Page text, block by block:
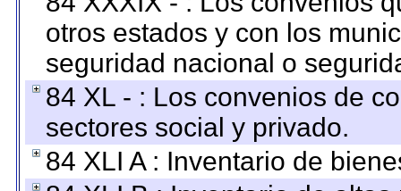
otros estados y con los
seguridad nacional o
84 XL - : Los convenios de
sectores social y privado.
84 XLI A : Inventario de